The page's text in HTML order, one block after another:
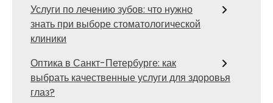
Услуги по лечению зубов: что нужно
знать при выборе стоматологической
клиники
Оптика в Санкт-Петербурге: как
выбрать качественные услуги для здоровья
глаз?